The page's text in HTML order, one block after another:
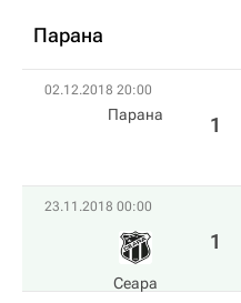
Парана
02.12.2018 20:00
Парана 1
23.11.2018 00:00
Сеара
1